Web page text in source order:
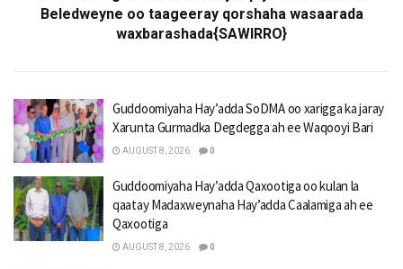
Beledweyne oo taageeray qorshaha wasaarada
waxbarashada{SAWIRRO}
Guddoomiyaha Hay’adda SoDMA oo xarigga ka jaray
Xarunta Gurmadka Degdegga ah ee Waqooyi Bari
AUGUST 8, 2026 0
Guddoomiyaha Hay’adda Qaxootiga oo kulan la
qaatay Madaxweynaha Hay’adda Caalamiga ah ee
Qaxootiga
AUGUST 8, 2026 0